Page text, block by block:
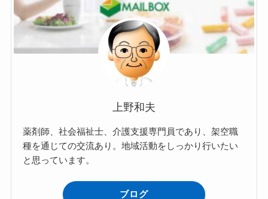
上野和夫
薬剤師、社会福祉士、介護支援専門員であり、架空職
種を通じての交流あり。地域活動をしっかり行いたい
と思っています。
ブログ